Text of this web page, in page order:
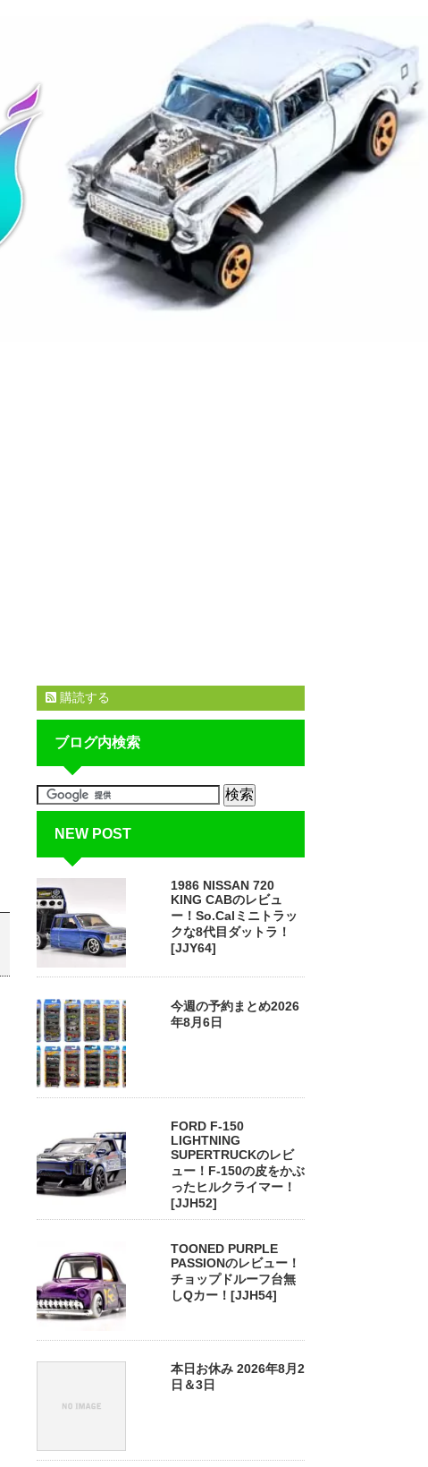
購読する
ブログ内検索
NEW POST
1986 NISSAN 720
KING CABのレビュ
ー！So.Calミニトラッ
クな8代目ダットラ！
[JJY64]
今週の予約まとめ2026
年8月6日
FORD F-150
LIGHTNING
SUPERTRUCKのレビ
ュー！F-150の皮をかぶ
ったヒルクライマー！
[JJH52]
TOONED PURPLE
PASSIONのレビュー！
チョップドルーフ台無
しQカー！[JJH54]
本日お休み 2026年8月2
日＆3日